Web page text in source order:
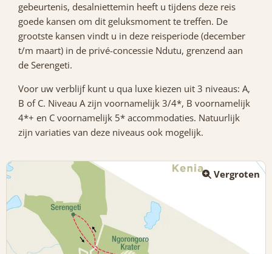
gebeurtenis, desalniettemin heeft u tijdens deze reis
goede kansen om dit geluksmoment te treffen. De
grootste kansen vindt u in deze reisperiode (december
t/m maart) in de privé-concessie Ndutu, grenzend aan
de Serengeti.
Voor uw verblijf kunt u qua luxe kiezen uit 3 niveaus: A,
B of C. Niveau A zijn voornamelijk 3/4*, B voornamelijk
4*+ en C voornamelijk 5* accommodaties. Natuurlijk
zijn variaties van deze niveaus ook mogelijk.
Vergroten